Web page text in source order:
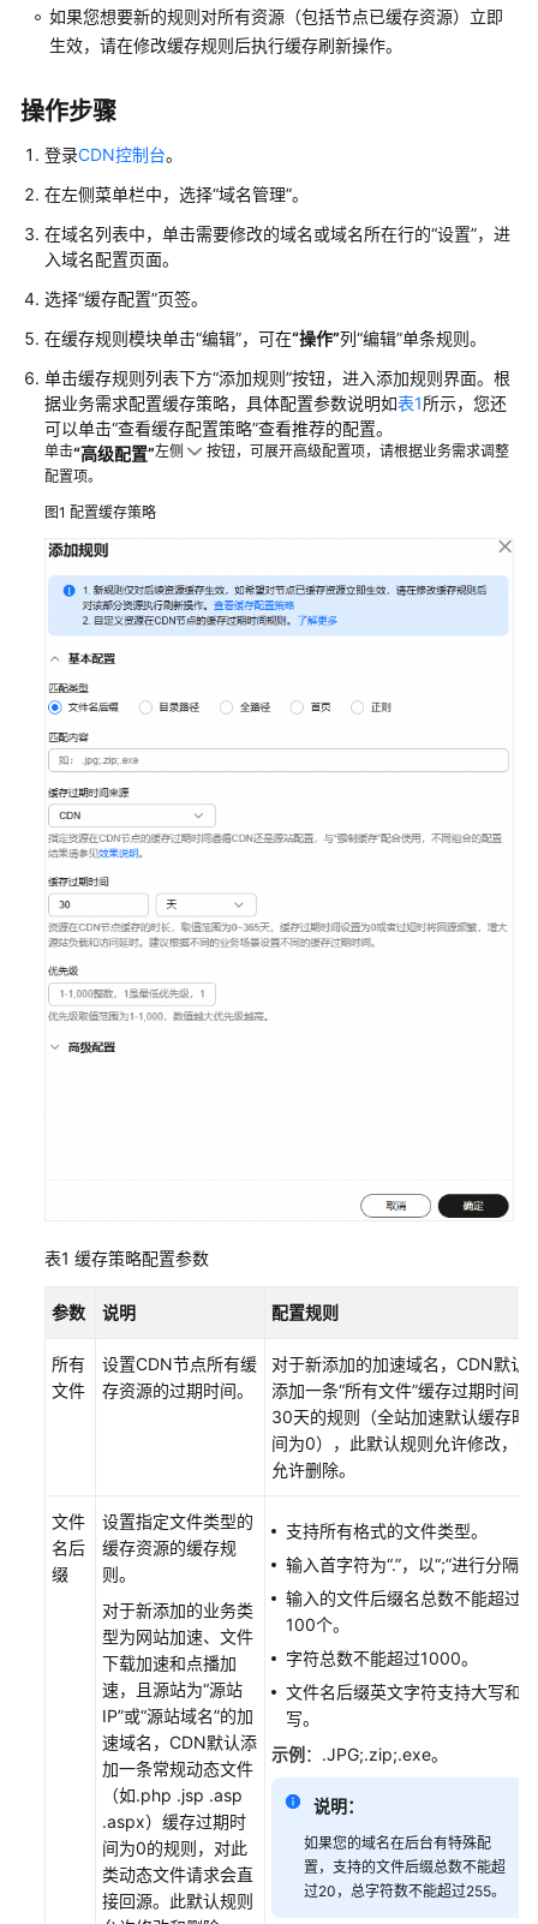
开
通
务
理
加
速
名
定
义
域
名
置
域
名
配
置
述
OBS
委
授
模
板
理
复
名
域
概
览
配
置
配
置
缓
存
配
置
缓
存
配
置
如果您想要新的规则对所有资源（包括节点已缓存资源）立即
生效，请在修改缓存规则后执行缓存刷新操作。
操作步骤
登录CDN控制台。
在左侧菜单栏中，选择“域名管理”。
在域名列表中，单击需要修改的域名或域名所在行的“设置”，进
入域名配置页面。
选择“缓存配置”页签。
在缓存规则模块单击“编辑”，可在“操作”列“编辑”单条规则。
单击缓存规则列表下方“添加规则”按钮，进入添加规则界面。根
据业务需求配置缓存策略，具体配置参数说明如表1所示，您还
可以单击“查看缓存配置策略”查看推荐的配置。
单击“高级配置”左侧
按钮，可展开高级配置项，请根据业务需求调整
配置项。
图1 配置缓存策略
表1 缓存策略配置参数
参数 说明 配置规则
所有
文件
设置CDN节点所有缓
存资源的过期时间。
对于新添加的加速域名，CDN默认
添加一条“所有文件”缓存过期时间为
30天的规则（全站加速默认缓存时
间为0），此默认规则允许修改，不
允许删除。
文件
名后
缀
设置指定文件类型的
缓存资源的缓存规
则。
对于新添加的业务类
型为网站加速、文件
下载加速和点播加
速，且源站为“源站
IP”或“源站域名”的加
速域名，CDN默认添
加一条常规动态文件
（如.php .jsp .asp
.aspx）缓存过期时
间为0的规则，对此
类动态文件请求会直
接回源。此默认规则
支持所有格式的文件类型。
输入首字符为“.”，以“;”进行分隔。
输入的文件后缀名总数不能超过
100个。
字符总数不能超过1000。
文件名后缀英文字符支持大写和小
写。
示例 ：.JPG;.zip;.exe。
说明：
如果您的域名在后台有特殊配
置，支持的文件后缀总数不能超
过20，总字符数不能超过255。